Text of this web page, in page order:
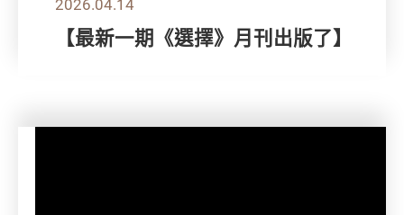
【最新一期《選擇》月刊出版了】